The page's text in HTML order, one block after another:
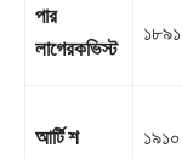
পার
লাগেরকভিস্ট
১৮৯১
আর্টি শ ১৯১০